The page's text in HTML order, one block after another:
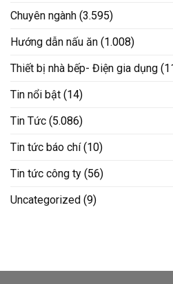
Chuyên ngành (3.595)
Hướng dẫn nấu ăn (1.008)
Thiết bị nhà bếp- Điện gia dụng
Tin nổi bật (14)
Tin Tức (5.086)
Tin tức báo chí(10)
Tin tức công ty (56)
Uncategorized (9)